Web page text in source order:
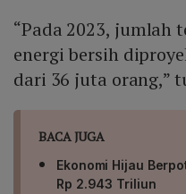
“Pada 2023, jumlah
energi bersih
dari 36 juta orang,”
BACA JUGA
Ekonomi Hijau
Rp 2.943 Triliun